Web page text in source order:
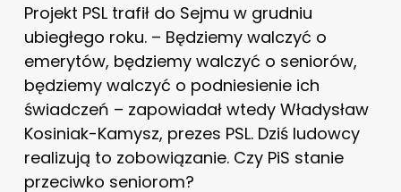
Projekt PSL trafił do Sejmu w grudniu
ubiegłego roku. – Będziemy walczyć o
emerytów, będziemy walczyć o seniorów,
będziemy walczyć o podniesienie ich
świadczeń – zapowiadał wtedy Władysław
Kosiniak-Kamysz, prezes PSL. Dziś ludowcy
realizują to zobowiązanie. Czy PiS stanie
przeciwko seniorom?